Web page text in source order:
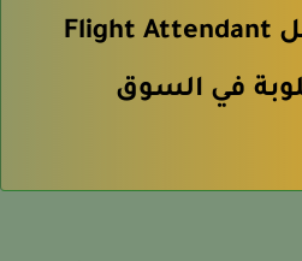
تحليل طبيعة عمل Flight Attendant
في السوق